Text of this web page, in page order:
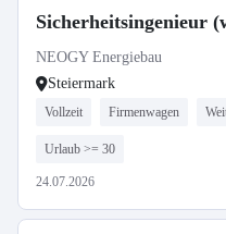
Sicherheitsingenieur
NEOGY Energiebau
Steiermark
Vollzeit Firmenwagen
Urlaub >= 30
24.07.2026